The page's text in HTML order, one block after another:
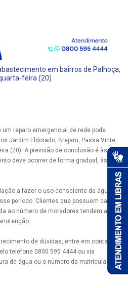
em bairros de Palhoça,
feira (20)
reparo emergencial de rede pode
Jardim Eldorado, Brejaru, Passa Vinte,
(20). A previsão de conclusão é às 13h
deve ocorrer de forma gradual, às
a fazer o uso consciente da água,
período. Clientes que possuem caixas
ao número de moradores tendem a
de dúvidas, entre em contato
telefone 0800 595 4444 ou via
de água ou o número da matrícula.